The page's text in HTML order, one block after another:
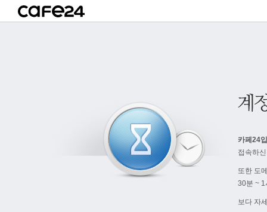
카페24
접속하
또한 도
30분 ~ 1
보다 자